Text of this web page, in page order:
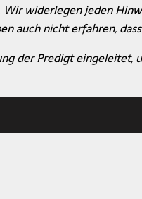
widerlegen jeden
auch nicht erfahren,
der Predigt eingeleitet,